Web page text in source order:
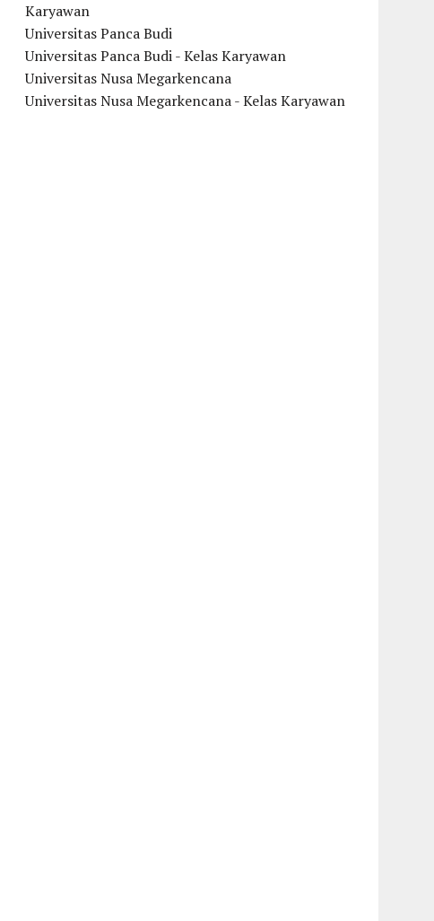
Karyawan
Universitas Panca Budi
Universitas Panca Budi - Kelas Karyawan
Universitas Nusa Megarkencana
Universitas Nusa Megarkencana - Kelas Karyawan